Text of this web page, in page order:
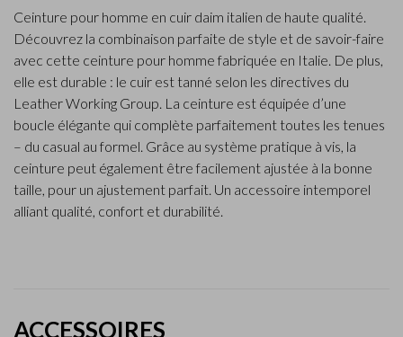
Ceinture pour homme en cuir daim italien de haute qualité.
Découvrez la combinaison parfaite de style et de savoir-faire
avec cette ceinture pour homme fabriquée en Italie. De plus,
elle est durable : le cuir est tanné selon les directives du
Leather Working Group. La ceinture est équipée d’une
boucle élégante qui complète parfaitement toutes les tenues
– du casual au formel. Grâce au système pratique à vis, la
ceinture peut également être facilement ajustée à la bonne
taille, pour un ajustement parfait. Un accessoire intemporel
alliant qualité, confort et durabilité.
ACCESSOIRES